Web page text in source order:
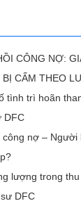
CÔNG NỢ:
CẤM THEO
tình trì hoãn
DFC
nợ –
lượng trong
DFC